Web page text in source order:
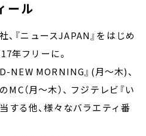
ール
『ニュースJAPAN』をはじめ
年フリーに。
NEW MORNING』(月～木)、
MC（月～木）、 フジテレビ『い
する他、様々なバラエティ番